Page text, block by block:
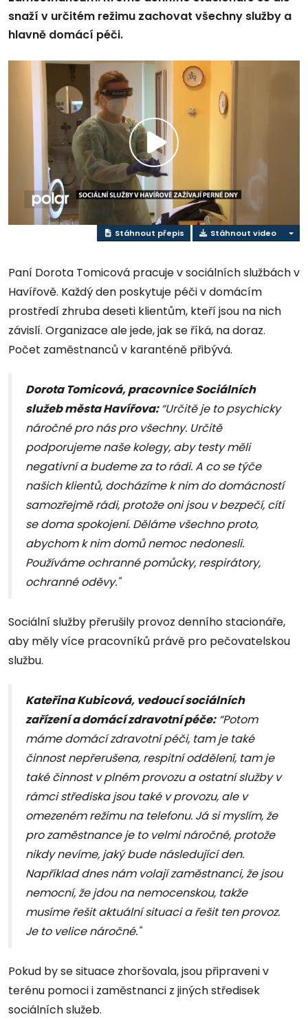
snaží v určitém režimu zachovat všechny služby a
hlavně domácí péči.
Přehrát
video
Stáhnout přepis Stáhnout video
Paní Dorota Tomicová pracuje v sociálních službách v
Havířově. Každý den poskytuje péči v domácím
prostředí zhruba deseti klientům, kteří jsou na nich
závislí. Organizace ale jede, jak se říká, na doraz.
Počet zaměstnanců v karanténě přibývá.
Dorota Tomicová, pracovnice Sociálních
služeb města Havířova:“Určitě je to psychicky
náročné pro nás pro všechny. Určitě
podporujeme naše kolegy, aby testy měli
negativní a budeme za to rádi. A co se týče
našich klientů, docházíme k nim do domácností
samozřejmě rádi, protože oni jsou v bezpečí, cítí
se doma spokojení. Děláme všechno proto,
abychom k nim domů nemoc nedonesli.
Používáme ochranné pomůcky, respirátory,
ochranné oděvy."
Sociální služby přerušily provoz denního stacionáře,
aby měly více pracovníků právě pro pečovatelskou
službu.
Kateřina Kubicová, vedoucí sociálních
zařízení a domácí zdravotní péče:“Potom
máme domácí zdravotní péči, tam je také
činnost nepřerušena, respitní oddělení, tam je
také činnost v plném provozu a ostatní služby v
rámci střediska jsou také v provozu, ale v
omezeném režimu na telefonu. Já si myslím, že
pro zaměstnance je to velmi náročné, protože
nikdy nevíme, jaký bude následující den.
Například dnes nám volají zaměstnanci, že jsou
nemocní, že jdou na nemocenskou, takže
musíme řešit aktuální situaci a řešit ten provoz.
Je to velice náročné."
Pokud by se situace zhoršovala, jsou připraveni v
terénu pomoci i zaměstnanci z jiných středisek
sociálních služeb.